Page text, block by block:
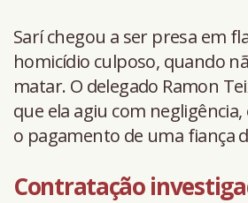
Sarí chegou a ser presa em
homicídio culposo, quando
matar. O delegado Ramon
que ela agiu com
o pagamento de uma fiança
Contratação